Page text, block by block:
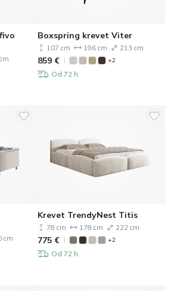
Boxspring krevet Viter
107 cm 196 cm 213 cm
859 € +2
Od 72 h.
cm
Krevet TrendyNest Titis
78 cm 178 cm 222 cm
775 € +2
Od 72 h.